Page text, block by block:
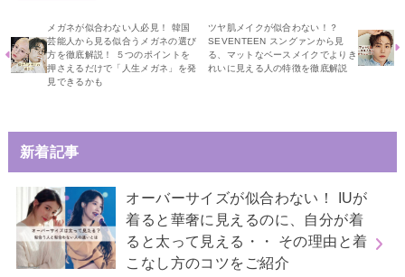
メガネが似合わない人必見！ 韓国
芸能人から見る似合うメガネの選び
方を徹底解説！ ５つのポイントを
押さえるだけで「人生メガネ」を発
見できるかも
ツヤ肌メイクが似合わない！？
SEVENTEEN スングァンから見
る、マットなベースメイクでよりき
れいに見える人の特徴を徹底解説
新着記事
オーバーサイズが似合わない！ IUが
着ると華奢に見えるのに、自分が着
ると太って見える・・ その理由と着
こなし方のコツをご紹介